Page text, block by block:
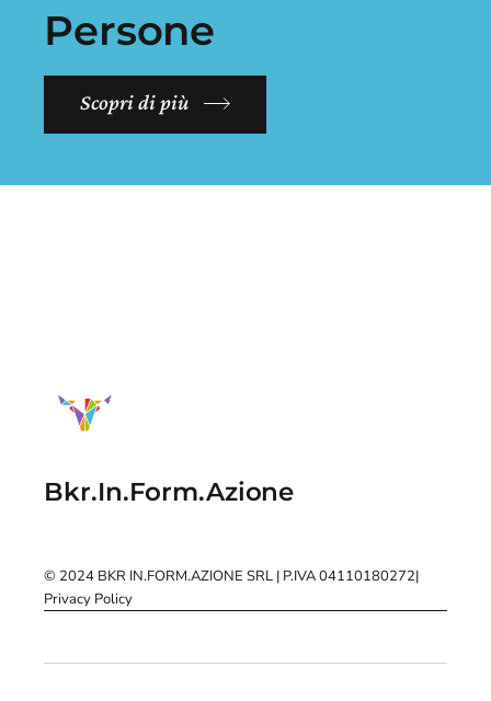
Persone
Scopri di più
Bkr.In.Form.Azione
© 2024 BKR IN.FORM.AZIONE SRL | P.IVA 04110180272|
Privacy Policy